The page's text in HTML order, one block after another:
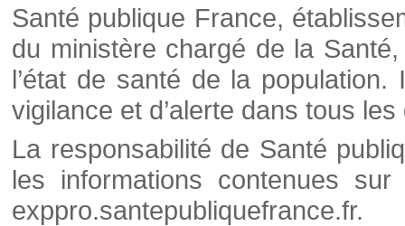
Santé publique France,
du ministère chargé de la
l’état de santé de la
vigilance et d’alerte dans tous
La responsabilité de Santé
les informations contenues
exppro.santepubliquefrance.fr.